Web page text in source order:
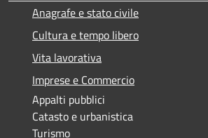
Anagrafe e stato civile
Cultura e tempo libero
Vita lavorativa
Imprese e Commercio
Appalti pubblici
Catasto e urbanistica
Turismo